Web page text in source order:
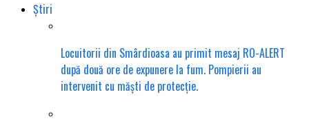
Știri
Locuitorii din Smârdioasa au primit mesaj RO-ALERT
după două ore de expunere la fum. Pompierii au
intervenit cu măști de protecție.